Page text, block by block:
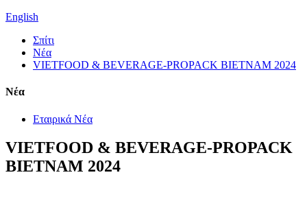
English
Σπίτι
Νέα
VIETFOOD & BEVERAGE-PROPACK ΒΙΕΤΝΑΜ 2024
Νέα
Εταιρικά Νέα
VIETFOOD & BEVERAGE-PROPACK
ΒΙΕΤΝΑΜ 2024